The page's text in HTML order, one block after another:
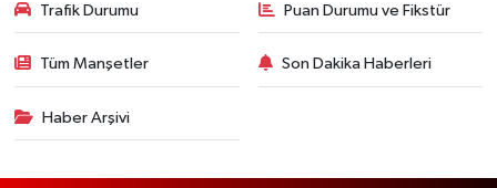
Trafik Durumu Puan Durumu ve Fikstür
Tüm Manşetler Son Dakika Haberleri
Haber Arşivi